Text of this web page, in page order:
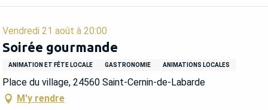
Vendredi 21 août à 20:00
Soirée gourmande
ANIMATION ET FÊTE LOCALE GASTRONOMIE ANIMATIONS LOCALES
Place du village, 24560 Saint-Cernin-de-Labarde
M'y rendre